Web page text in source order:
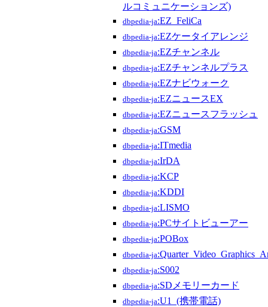
ルコミュニケーションズ)
dbpedia-ja:EZ_FeliCa
dbpedia-ja:EZケータイアレンジ
dbpedia-ja:EZチャンネル
dbpedia-ja:EZチャンネルプラス
dbpedia-ja:EZナビウォーク
dbpedia-ja:EZニュースEX
dbpedia-ja:EZニュースフラッシュ
dbpedia-ja:GSM
dbpedia-ja:ITmedia
dbpedia-ja:IrDA
dbpedia-ja:KCP
dbpedia-ja:KDDI
dbpedia-ja:LISMO
dbpedia-ja:PCサイトビューアー
dbpedia-ja:POBox
dbpedia-ja
dbpedia-ja:S002
dbpedia-ja:SDメモリーカード
dbpedia-ja:U1_(携帯電話)